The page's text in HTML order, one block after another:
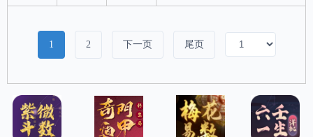
1 2 下一页 尾页